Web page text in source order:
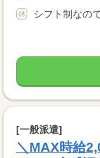
シフト制なの
[一般派遣]
＼MAX時給